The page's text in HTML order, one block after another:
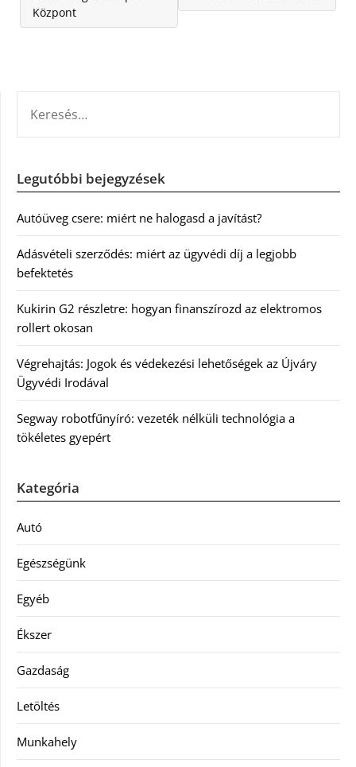
Központ
Legutóbbi bejegyzések
Autóüveg csere: miért ne halogasd a javítást?
Adásvételi szerződés: miért az ügyvédi díj a legjobb
befektetés
Kukirin G2 részletre: hogyan finanszírozd az elektromos
rollert okosan
Végrehajtás: Jogok és védekezési lehetőségek az Újváry
Ügyvédi Irodával
Segway robotfűnyíró: vezeték nélküli technológia a
tökéletes gyepért
Kategória
Autó
Egészségünk
Egyéb
Ékszer
Gazdaság
Letöltés
Munkahely